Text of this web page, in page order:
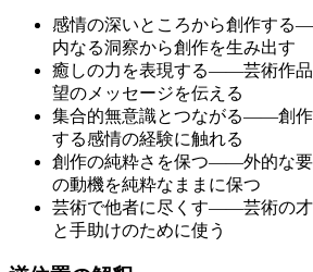
感情の深いところから創作する
内なる洞察から創作を生み出す
癒しの力を表現する――芸術作
望のメッセージを伝える
集合的無意識とつながる――創
する感情の経験に触れる
創作の純粋さを保つ――外的な
の動機を純粋なままに保つ
芸術で他者に尽くす――芸術の
と手助けのために使う